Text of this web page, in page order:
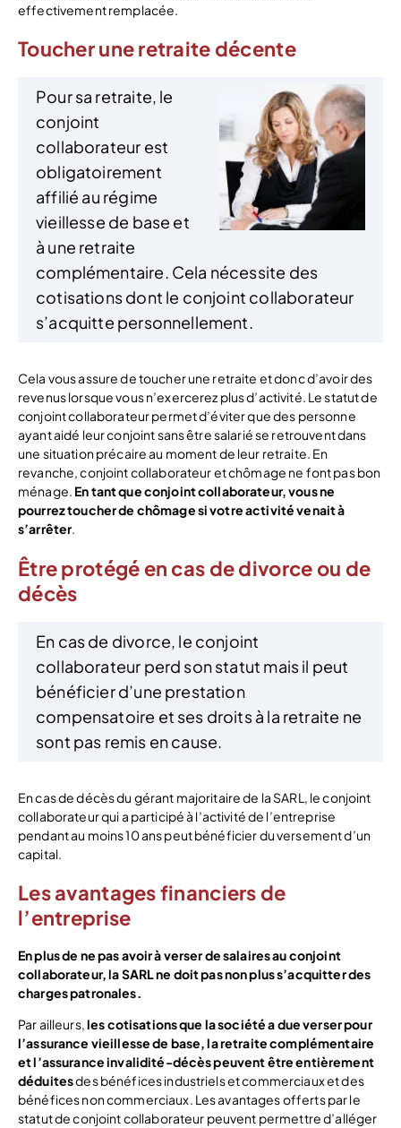
effectivement remplacée.
Toucher une retraite décente
Pour sa retraite, le
conjoint
collaborateur est
obligatoirement
affilié au régime
vieillesse de base et
à une retraite
complémentaire. Cela nécessite des
cotisations dont le conjoint collaborateur
s’acquitte personnellement.
Cela vous assure de toucher une retraite et donc d’avoir des
revenus lorsque vous n’exercerez plus d’activité. Le statut de
conjoint collaborateur permet d’éviter que des personne
ayant aidé leur conjoint sans être salarié se retrouvent dans
une situation précaire au moment de leur retraite. En
revanche, conjoint collaborateur et chômage ne font pas bon
ménage. En tant que conjoint collaborateur, vous ne
pourrez toucher de chômage si votre activité venait à
s’arrêter.
Être protégé en cas de divorce ou de
décès
En cas de divorce, le conjoint
collaborateur perd son statut mais il peut
bénéficier d’une prestation
compensatoire et ses droits à la retraite ne
sont pas remis en cause.
En cas de décès du gérant majoritaire de la SARL, le conjoint
collaborateur qui a participé à l’activité de l’entreprise
pendant au moins 10 ans peut bénéficier du versement d’un
capital.
Les avantages financiers de
l’entreprise
En plus de ne pas avoir à verser de salaires au conjoint
collaborateur, la SARL ne doit pas non plus s’acquitter des
charges patronales.
Par ailleurs,les cotisations que la société a due verser pour
l’assurance vieillesse de base, la retraite complémentaire
et l’assurance invalidité-décès peuvent être entièrement
déduitesdes bénéfices industriels et commerciaux et des
bénéfices non commerciaux. Les avantages offerts par le
statut de conjoint collaborateur peuvent permettre d’alléger